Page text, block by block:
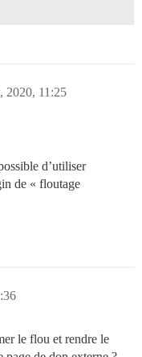
les utilisateurs
2020, 11:25
d’utiliser
de « floutage
le flou et rendre le